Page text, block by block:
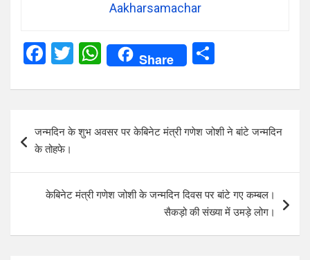
Aakharsamachar
F
ce
b
o
k
T
tt
W
h
at
A
p
Share
ar
e
navigation
जन्मदिन के शुभ अवसर पर केबिनेट मंत्री गणेश जोशी ने बांटे जन्मदिन
के तोहफे।
केबिनेट मंत्री गणेश जोशी के जन्मदिन दिवस पर बांटे गए कम्बल।
सैकड़ो की संख्या में उमड़े लोग।